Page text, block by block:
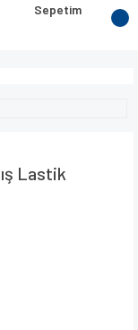
Sepetim
Lastik